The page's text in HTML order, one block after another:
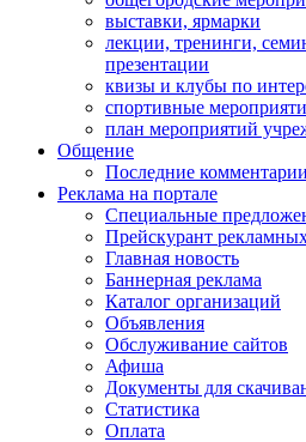
выставки, ярмарки
лекции, тренинги,
презентации
квизы и клубы по
спортивные
план мероприятий
Общение
Последние комментарии
Реклама на портале
Специальные
Прейскурант
Главная новость
Баннерная реклама
Каталог организаций
Объявления
Обслуживание сайтов
Афиша
Документы для
Статистика
Оплата